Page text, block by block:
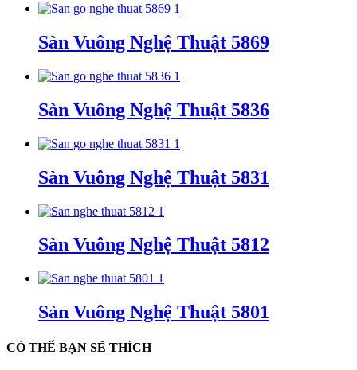
Sàn Vuông Nghệ Thuật 5869
Sàn Vuông Nghệ Thuật 5836
Sàn Vuông Nghệ Thuật 5831
Sàn Vuông Nghệ Thuật 5812
Sàn Vuông Nghệ Thuật 5801
CÓ THỂ BẠN SẼ THÍCH